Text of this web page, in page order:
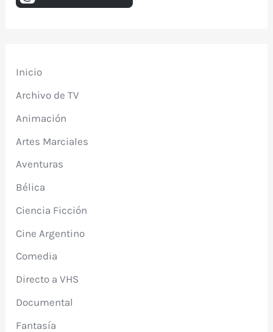
Inicio
Archivo de TV
Animación
Artes Marciales
Aventuras
Bélica
Ciencia Ficción
Cine Argentino
Comedia
Directo a VHS
Documental
Fantasía